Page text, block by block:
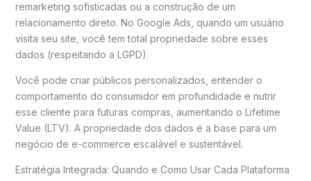
remarketing sofisticadas ou a construção de um
relacionamento direto. No Google Ads, quando um usuário
visita seu site, você tem total propriedade sobre esses
dados (respeitando a LGPD).
Você pode criar públicos personalizados, entender o
comportamento do consumidor em profundidade e nutrir
esse cliente para futuras compras, aumentando o Lifetime
Value (LTV). A propriedade dos dados é a base para um
negócio de e-commerce escalável e sustentável.
Estratégia Integrada: Quando e Como Usar Cada Plataforma